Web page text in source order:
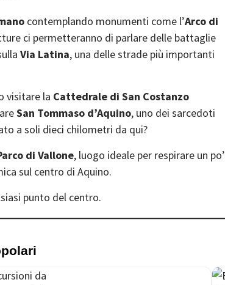
contemplando monumenti come l’Arco di
ci permetteranno di parlare delle battaglie
Via Latina, una delle strade più importanti
visitare la Cattedrale di San Costanzo
San Tommaso d’Aquino, uno dei sarcedoti
a soli dieci chilometri da qui?
di Vallone, luogo ideale per respirare un po’
sul centro di Aquino.
punto del centro.